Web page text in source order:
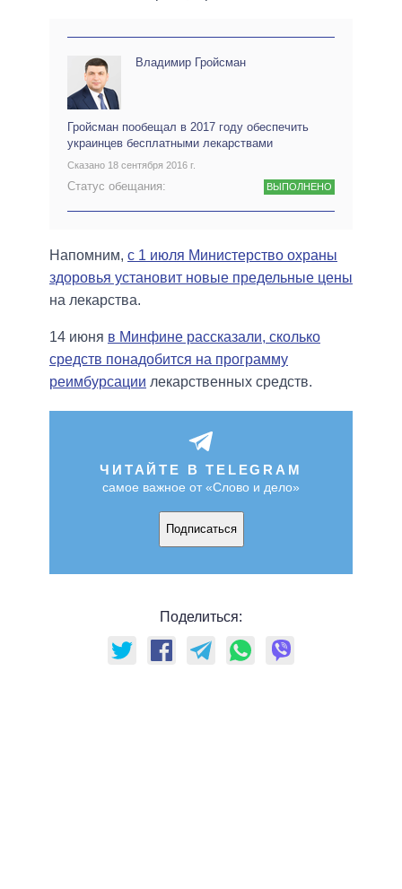
Владимир Гройсман
Гройсман пообещал в 2017 году обеспечить
украинцев бесплатными лекарствами
Сказано 18 сентября 2016 г.
Статус обещания: ВЫПОЛНЕНО
Напомним, с 1 июля Министерство охраны
здоровья установит новые предельные цены
на лекарства.
14 июня в Минфине рассказали, сколько
средств понадобится на программу
реимбурсации лекарственных средств.
ЧИТАЙТЕ В TELEGRAM
самое важное от «Слово и дело»
Подписаться
Поделиться: